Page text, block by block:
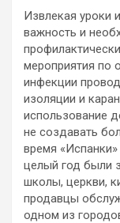
Извлекая уроки
важность и
мероприятия по
инфекции
изоляции и
использование
не создавать
время
целый год были
школы, церкви,
продавцы
одном из